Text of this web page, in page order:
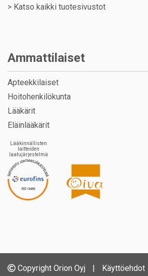
> Katso kaikki tuotesivustot
Ammattilaiset
Apteekkilaiset
Hoitohenkilökunta
Lääkärit
Eläinlääkärit
Lääkinnällisten
laitteiden
laatujärjestelmä
Copyright Orion Oyj Käyttöehdot